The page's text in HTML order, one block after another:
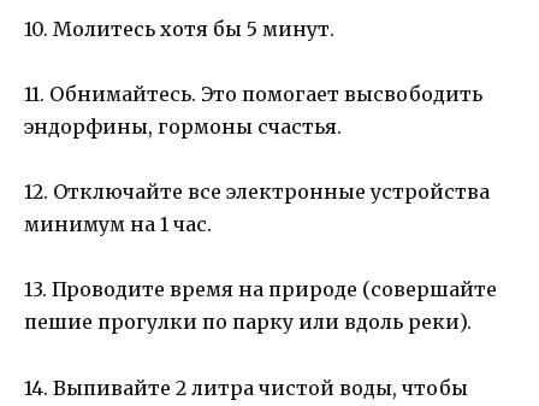
10. Молитесь хотя бы 5 минут.
11. Обнимайтесь. Это помогает высвободить
эндорфины, гормоны счастья.
12. Отключайте все электронные устройства
минимум на 1 час.
13. Проводите время на природе (совершайте
пешие прогулки по парку или вдоль реки).
14. Выпивайте 2 литра чистой воды, чтобы